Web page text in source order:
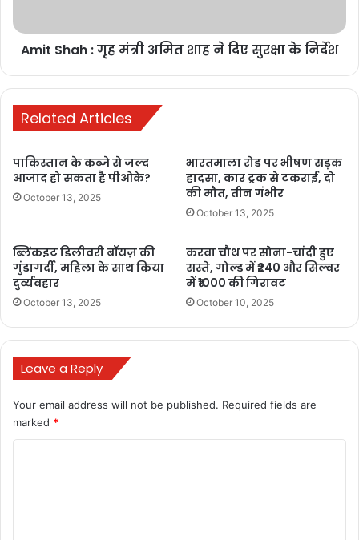
india operation sindoor live
indian army operation sindoor
operation sindoor
operation sindoor air strike
operation sindoor india
operation sindoor latest
operation sindoor live
operation sindoor news
operation sindoor update
operation sindoor video
Amit Shah : गृह मंत्री अमित शाह ने दिए सुरक्षा के निर्देश
Related Articles
पाकिस्तान के कब्जे से जल्द
आजाद हो सकता है पीओके?
October 13, 2025
भारतमाला रोड पर भीषण सड़क
हादसा, कार ट्रक से टकराई, दो
की मौत, तीन गंभीर
October 13, 2025
ब्लिंकइट डिलीवरी बॉयज़ की
गुंडागर्दी, महिला के साथ किया
दुर्व्यवहार
October 13, 2025
करवा चौथ पर सोना-चांदी हुए
सस्ते, गोल्ड में ₹240 और सिल्वर
में ₹1000 की गिरावट
October 10, 2025
Leave a Reply
Your email address will not be published. Required fields are
marked *